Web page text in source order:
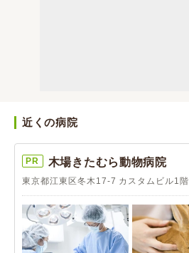
近くの病院
PR 木場きたむら動物病院
東京都江東区冬木17-7 カスタムビル1階